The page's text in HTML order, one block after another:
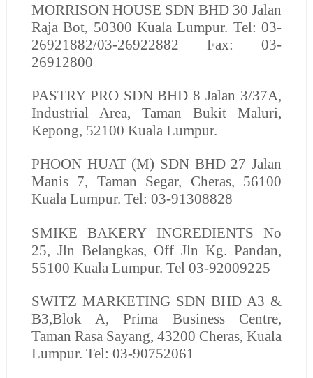
MORRISON HOUSE SDN BHD30 Jalan
Raja Bot, 50300 Kuala Lumpur. Tel: 03-
26921882/03-26922882 Fax: 03-
26912800
PASTRY PRO SDN BHD 8 Jalan 3/37A,
Industrial Area, Taman Bukit Maluri,
Kepong, 52100 Kuala Lumpur.
PHOON HUAT (M) SDN BHD27 Jalan
Manis 7, Taman Segar, Cheras, 56100
Kuala Lumpur. Tel: 03-91308828
SMIKE BAKERY INGREDIENTS No
25, Jln Belangkas, Off Jln Kg. Pandan,
55100 Kuala Lumpur. Tel 03-92009225
SWITZ MARKETING SDN BHD A3 &
B3,Blok A, Prima Business Centre,
Taman Rasa Sayang, 43200 Cheras, Kuala
Lumpur. Tel: 03-90752061